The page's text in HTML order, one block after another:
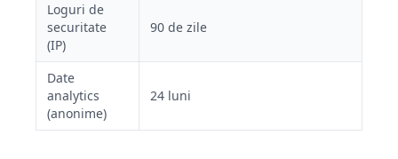
Loguri de
securitate
(IP)
90 de zile
Date
analytics
(anonime)
24 luni